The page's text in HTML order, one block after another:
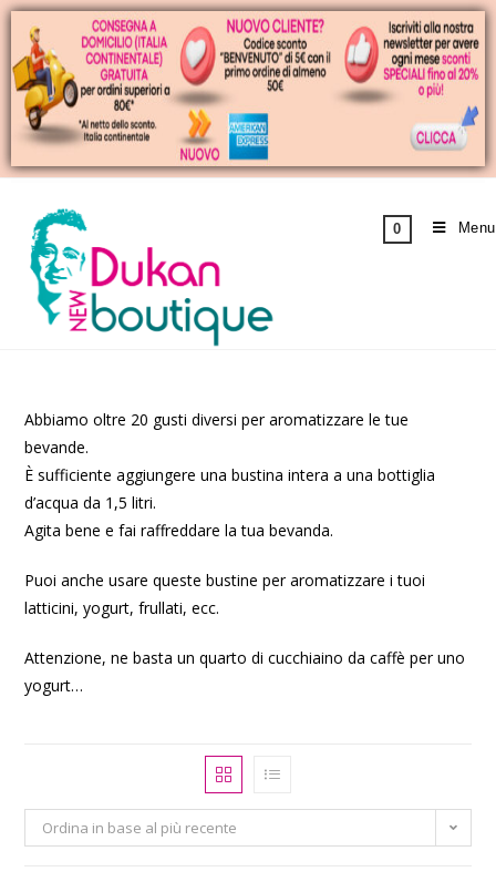
0 Menu
Abbiamo oltre 20 gusti diversi per aromatizzare le tue
bevande.
È sufficiente aggiungere una bustina intera a una bottiglia
d’acqua da 1,5 litri.
Agita bene e fai raffreddare la tua bevanda.
Puoi anche usare queste bustine per aromatizzare i tuoi
latticini, yogurt, frullati, ecc.
Attenzione, ne basta un quarto di cucchiaino da caffè per uno
yogurt…
Ordina in base al più recente